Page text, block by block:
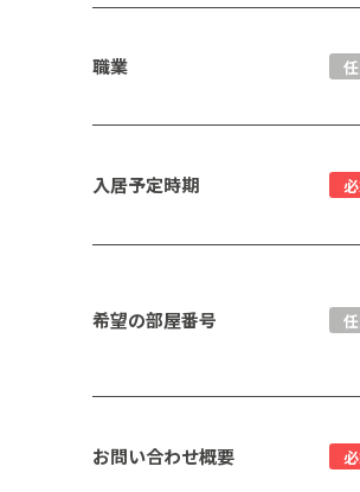
職業
入居予定時期
希望の部屋番号
お問い合わせ概要